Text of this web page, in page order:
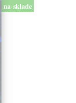
na sklade